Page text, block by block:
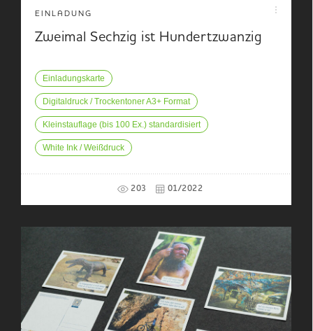
EINLADUNG
Zweimal Sechzig ist Hundertzwanzig
Einladungskarte
Digitaldruck / Trockentoner A3+ Format
Kleinstauflage (bis 100 Ex.) standardisiert
White Ink / Weißdruck
203 01/2022